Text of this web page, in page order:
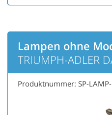
Lampen ohne
TRIUMPH-ADLER
Produktnummer: SP-LAMP-